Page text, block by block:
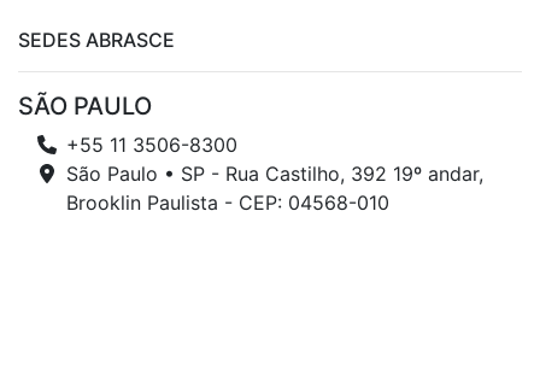
SEDES ABRASCE
SÃO PAULO
+55 11 3506-8300
São Paulo • SP - Rua Castilho, 392 19º andar,
Brooklin Paulista - CEP: 04568-010